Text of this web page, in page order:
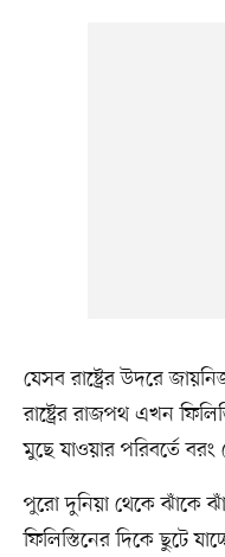
যেসব রাষ্ট্রের উদরে
রাষ্ট্রের রাজপথ এখন
মুছে যাওয়ার পরিবর্তে
পুরো দুনিয়া থেকে ঝাঁকে
ফিলিস্তিনের দিকে ছুটে